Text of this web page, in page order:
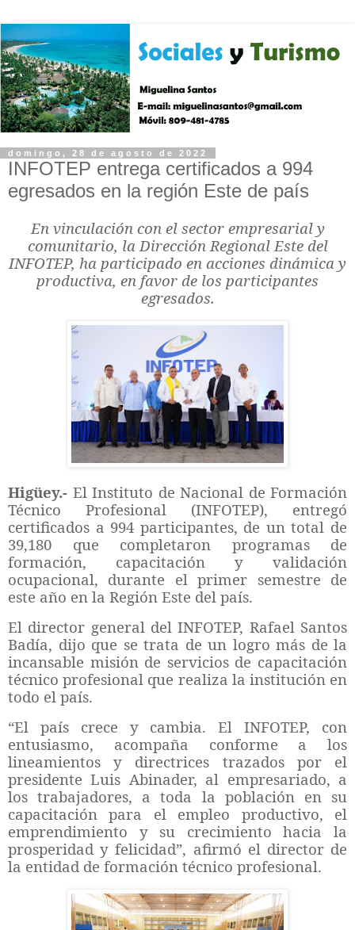
domingo, 28 de agosto de 2022
INFOTEP entrega certificados a 994
egresados en la región Este de país
En vinculación con el sector empresarial y
comunitario, la Dirección Regional Este del
INFOTEP, ha participado en acciones dinámica y
productiva, en favor de los participantes
egresados.
Higüey.- El Instituto de Nacional de Formación
Técnico Profesional (INFOTEP), entregó
certificados a 994 participantes, de un total de
39,180 que completaron programas de
formación, capacitación y validación
ocupacional, durante el primer semestre de
este año en la Región Este del país.
El director general del INFOTEP, Rafael Santos
Badía, dijo que se trata de un logro más de la
incansable misión de servicios de capacitación
técnico profesional que realiza la institución en
todo el país.
“El país crece y cambia. El INFOTEP, con
entusiasmo, acompaña conforme a los
lineamientos y directrices trazados por el
presidente Luis Abinader, al empresariado, a
los trabajadores, a toda la población en su
capacitación para el empleo productivo, el
emprendimiento y su crecimiento hacia la
prosperidad y felicidad”, afirmó el director de
la entidad de formación técnico profesional.